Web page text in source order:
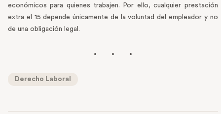
económicos para quienes trabajen. Por ello, cualquier prestación
extra el 15 depende únicamente de la voluntad del empleador y no
de una obligación legal.
Derecho Laboral